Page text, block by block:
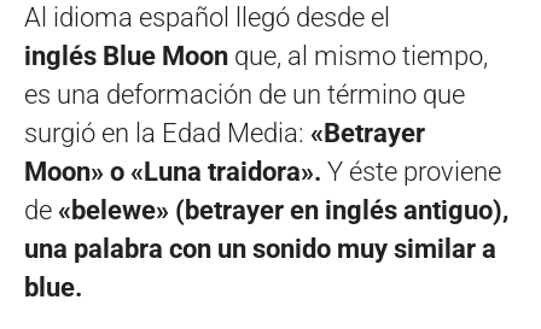
Al idioma español llegó desde el
inglés Blue Moon que, al mismo tiempo,
es una deformación de un término que
surgió en la Edad Media: «Betrayer
Moon» o «Luna traidora». Y éste proviene
de «belewe» (betrayer en inglés antiguo),
una palabra con un sonido muy similar a
blue.